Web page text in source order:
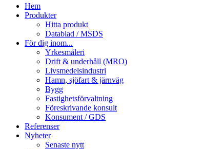
Hem
Produkter
Hitta produkt
Datablad / MSDS
För dig inom...
Yrkesmåleri
Drift & underhåll (MRO)
Livsmedelsindustri
Hamn, sjöfart & järnväg
Bygg
Fastighetsförvaltning
Föreskrivande konsult
Konsument / GDS
Referenser
Nyheter
Senaste nytt